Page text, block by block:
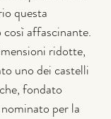
questa
affascinante.
ridotte,
uno dei castelli
fondato
per la